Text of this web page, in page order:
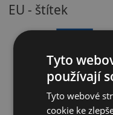
EU - štítek
Tyto
používají
Tyto webové
cookie ke